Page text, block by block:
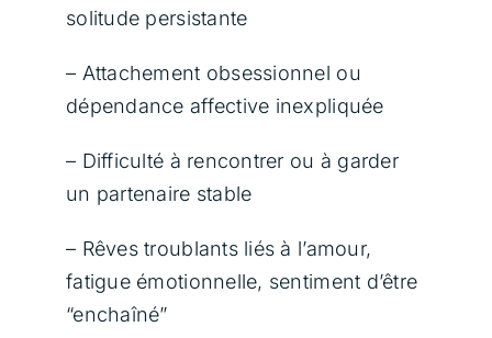
solitude persistante
– Attachement obsessionnel ou
dépendance affective inexpliquée
– Difficulté à rencontrer ou à garder
un partenaire stable
– Rêves troublants liés à l’amour,
fatigue émotionnelle, sentiment d’être
“enchaîné”